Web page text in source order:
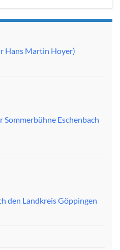
Hans Martin Hoyer)
Sommerbühne Eschenbach
den Landkreis Göppingen